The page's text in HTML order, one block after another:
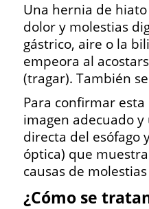
Una hernia de
dolor y molestias
gástrico, aire o la
empeora al
(tragar). También
Para confirmar
imagen adecuado
directa del esófago
óptica) que
causas de
¿Cómo se